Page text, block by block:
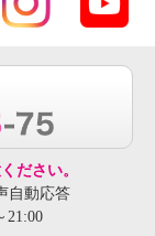
ださい。
自動応答
21:00